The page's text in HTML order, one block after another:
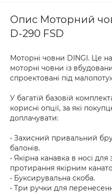
Опис Моторний
D-290 FSD
Моторні човни DINGI. Це
моторні човни із
спроектовані під
У багатій базовій
корисні опції, за які
доплачувати:
• Захисний привальний
балонів.
• Якірна канавка в носі
протирання якірним
• Буксирувальна скоба.
• Три ручки для